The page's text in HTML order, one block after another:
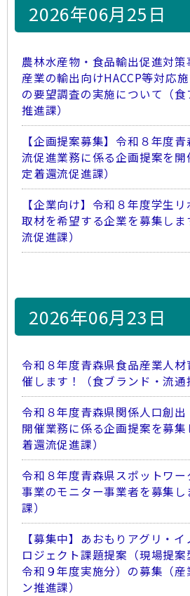
2026年06月25日
農林水産物・食品輸出促進対
産業の輸出向けHACCP等対応
の要望調査の実施について（
推進課）
【企画提案募集】令和８年度
流促進業務に係る企画提案を
定着還流促進課）
【企業向け】令和８年度学生
取材を希望する企業を募集し
流促進課）
2026年06月23日
令和８年度青森県食品産業人
催します！（食ブランド・流通
令和８年度青森県関係人口創出
開催業務に係る企画提案を募
着還流促進課）
令和８年度青森県スポットワー
事業のモニター事業者を募集
課）
【募集中】あおもりアグリ・
ロジェクト課題提案（現場提
令和９年度実施分）の募集（産
ン推進課）